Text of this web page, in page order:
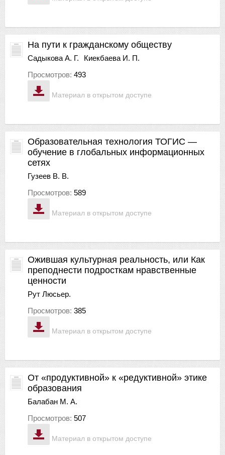
Материал в открытом доступе
На пути к гражданскому обществу
Садыкова А. Г.
Киекбаева И. П.
Просмотров: 493
Материал в открытом доступе
Образовательная технология ТОГИС —
обучение в глобальных информационных
сетях
Гузеев В. В.
Просмотров: 589
Материал в открытом доступе
Ожившая культурная реальность, или Как
преподнести подросткам нравственные
ценности
Рут Люсьер.
Просмотров: 385
Материал в открытом доступе
От «продуктивной» к «редуктивной» этике
образования
Балабан М. А.
Просмотров: 507